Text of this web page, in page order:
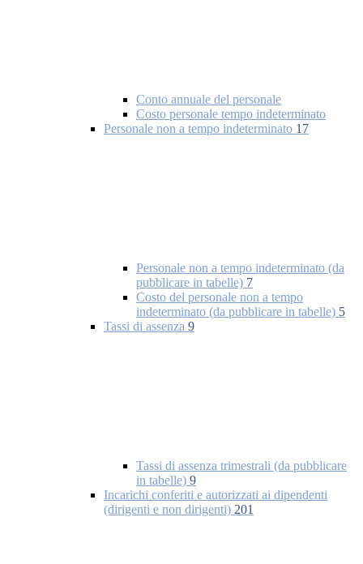
Conto annuale del personale
Costo personale tempo indeterminato
Personale non a tempo indeterminato 17
Personale non a tempo indeterminato (da
pubblicare in tabelle) 7
Costo del personale non a tempo
indeterminato (da pubblicare in tabelle) 5
Tassi di assenza 9
Tassi di assenza trimestrali (da pubblicare
in tabelle) 9
Incarichi conferiti e autorizzati ai dipendenti
(dirigenti e non dirigenti) 201